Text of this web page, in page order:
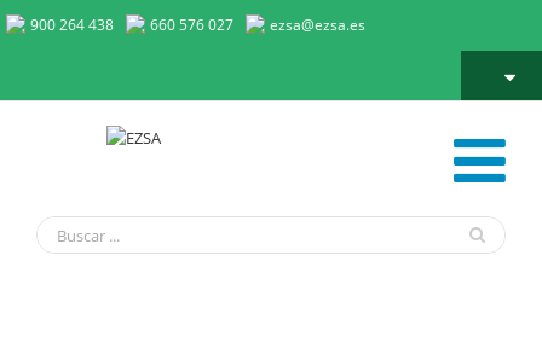
900 264 438 660 576 027 ezsa@ezsa.es